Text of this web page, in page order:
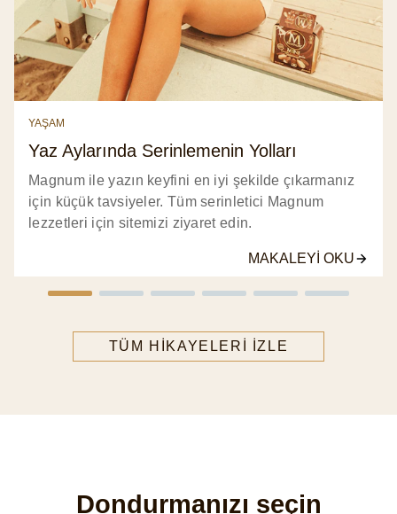
YAŞAM
Yaz Aylarında Serinlemenin Yolları
Magnum ile yazın keyfini en iyi şekilde çıkarmanız
için küçük tavsiyeler. Tüm serinletici Magnum
lezzetleri için sitemizi ziyaret edin.
MAKALEYI OKU
TÜM HIKAYELERI IZLE
Dondurmanızı seçin